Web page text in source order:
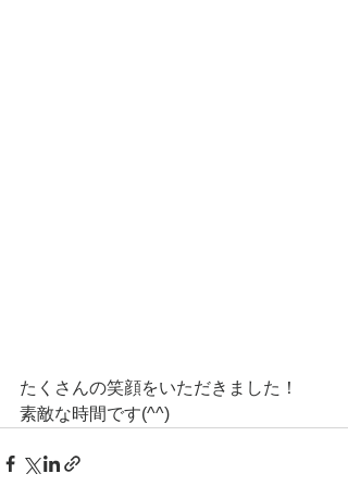
たくさんの笑顔をいただきました！
素敵な時間です(^^)